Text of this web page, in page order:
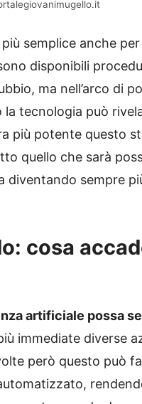
semplice anche
disponibili
ma nell’arco di
tecnologia può
più potente questo
quello che sarà
diventando sempre
cosa
artificiale possa
immediate diverse
però questo può